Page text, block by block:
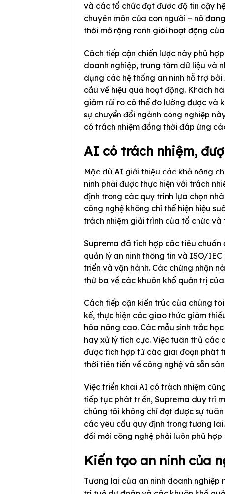
và các tổ chức đạt được độ tin cậy
chuyên môn của con người – nó
thời mở rộng ranh giới hoạt động
Cách tiếp cận chiến lược này phù
doanh nghiệp, trung tâm dữ liệu và
dụng các hệ thống an ninh hỗ trợ
cầu về hiệu quả hoạt động. Khách
giảm rủi ro có thể đo lường được và
sự chuyển đổi ngành công nghiệp
có trách nhiệm đồng thời đáp ứng
AI có trách nhiệm,
Mặc dù AI giới thiệu các khả năng
ninh phải được thực hiện với trách
định trong các quy trình lựa chọn
công nghệ không chỉ thể hiện hiệu
trách nhiệm giải trình của tổ chức và
Suprema đã tích hợp các tiêu chuẩn
quản lý an ninh thông tin và ISO/
triển và vận hành. Các chứng nhận
thứ ba về các khuôn khổ quản trị
Cách tiếp cận kiến trúc của chúng
kế, thực hiện các giao thức giảm
hóa nâng cao. Các mẫu sinh trắc
hay xử lý tích cực. Việc tuân thủ các
được tích hợp từ các giai đoạn phát
thời tiên tiến về công nghệ và sẵn
Việc triển khai AI có trách nhiệm
tiếp tục phát triển, Suprema duy trì
chúng tôi không chỉ đạt được sự
các yêu cầu quy định trong tương
đổi mới công nghệ phải luôn phù
Kiến tạo an ninh của
Tương lai của an ninh doanh nghiệp